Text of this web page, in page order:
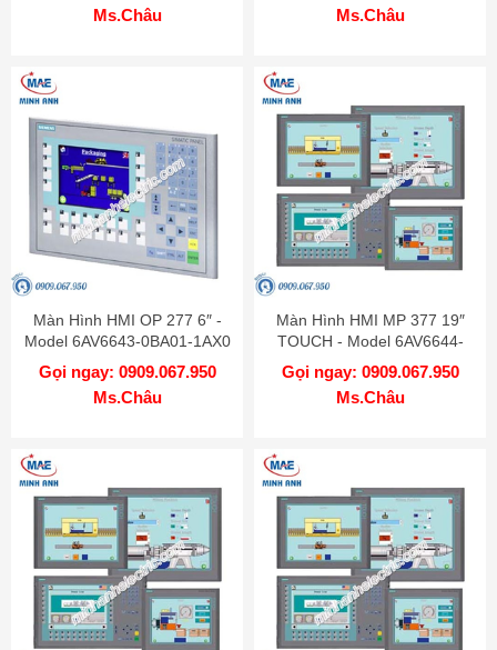
Ms.Châu
Ms.Châu
Màn Hình HMI OP 277 6″ -
Model 6AV6643-0BA01-1AX0
Gọi ngay: 0909.067.950
Ms.Châu
Màn Hình HMI MP 377 19″
TOUCH - Model 6AV6644-
0AC01-2AX1
Gọi ngay: 0909.067.950
Ms.Châu